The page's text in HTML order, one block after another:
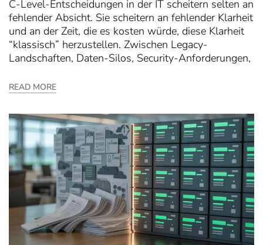
C-Level-Entscheidungen in der IT scheitern selten an
fehlender Absicht. Sie scheitern an fehlender Klarheit
und an der Zeit, die es kosten würde, diese Klarheit
“klassisch” herzustellen. Zwischen Legacy-
Landschaften, Daten-Silos, Security-Anforderungen,
READ MORE